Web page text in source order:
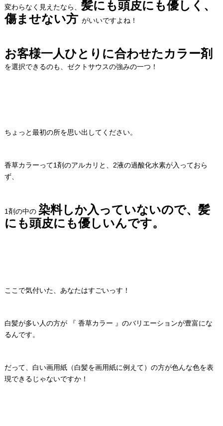
変わらなく見えたなら、 髪にも頭皮にも優しく、
傷ませない方 がいいですよね！
お客様一人ひとりに合わせたカラー剤
を選択できるのも、ゼクトサウスの強みの一つ！
ちょっと最初の所を思い出してください。
香草カラーって1剤のアルカリと、2液の過酸化水素が入っておら
ず、
1剤の中の 染料しか入っていないので、髪
にも頭皮にも優しいんです。
ここで気付いた、あなたはすごいっす！
白髪が多い人の方が 『 香草カラー 』のバリエーションが豊富にな
るんです。
だって、白い画用紙（白髪を画用紙に例えて）の方が色んな色を表
現できるじゃないですか！